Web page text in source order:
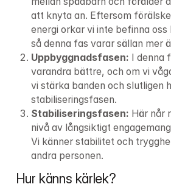
att knyta an. Eftersom
energi orkar vi inte befinna
så denna fas varar sällan mer
Uppbyggnadsfasen: I denna
varandra bättre, och om vi
vi stärka banden och slutligen
stabiliseringsfasen.
Stabiliseringsfasen: Här når
nivå av långsiktigt
Vi känner stabilitet och
andra personen.
Hur känns kärlek?